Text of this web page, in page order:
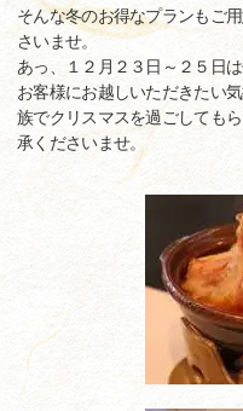
そんな冬のお得なプランもご
さいませ。
あっ、１２月２３日～２５日
お客様にお越しいただきたい
族でクリスマスを過ごしても
承くださいませ。